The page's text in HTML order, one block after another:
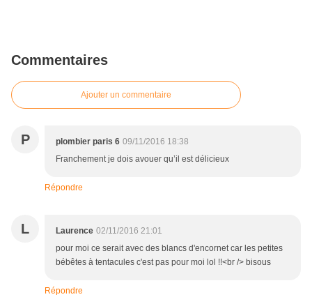
Commentaires
Ajouter un commentaire
P plombier paris 6 09/11/2016 18:38
Franchement je dois avouer qu’il est délicieux
Répondre
L Laurence 02/11/2016 21:01
pour moi ce serait avec des blancs d'encornet car les petites
bébêtes à tentacules c'est pas pour moi lol !!<br /> bisous
Répondre